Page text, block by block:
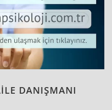
DANIŞMANI